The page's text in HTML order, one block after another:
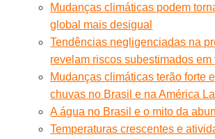
Mudanças climáticas podem
global mais desigual
Tendências negligenciadas na
revelam riscos subestimados em
Mudanças climáticas terão forte
chuvas no Brasil e na América
A água no Brasil e o mito da
Temperaturas crescentes e